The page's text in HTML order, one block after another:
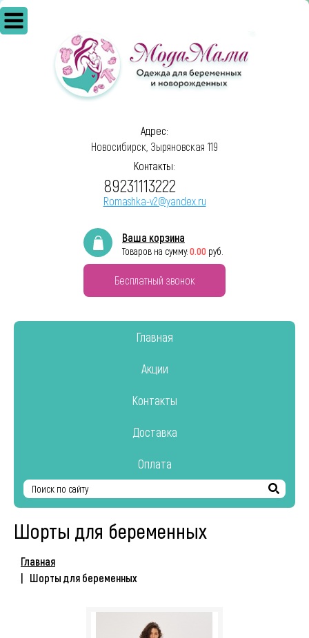
Адрес:
Новосибирск, Зыряновская 119
Контакты:
89231113222
Romashka-v2@yandex.ru
Ваша корзина
Товаров на сумму:0.00 руб.
Бесплатный звонок
Главная
Акции
Контакты
Доставка
Оплата
Найти
Шорты для беременных
Главная
Шорты для беременных